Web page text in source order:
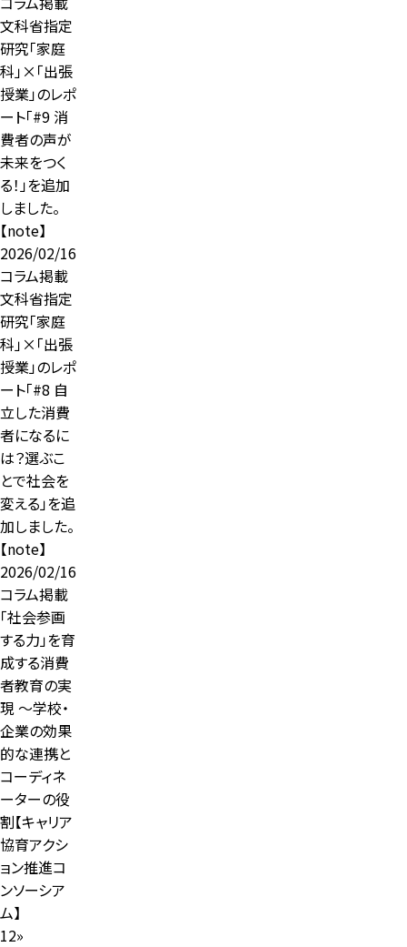
文科省指定
研究「家庭
科」×「出張
授業」のレポ
ート「#9 消
費者の声が
未来をつく
る！」を追加
しました。
【note】
2026/02/16
コラム掲載
文科省指定
研究「家庭
科」×「出張
授業」のレポ
ート「#8 自
立した消費
者になるに
は？選ぶこ
とで社会を
変える」を追
加しました。
【note】
2026/02/16
コラム掲載
「社会参画
する力」を育
成する消費
者教育の実
現 ～学校・
企業の効果
的な連携と
コーディネ
ーターの役
割【キャリア
協育アクシ
ョン推進コ
ンソーシア
ム】
12»